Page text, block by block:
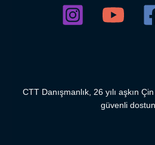
CTT Danışmanlık, 26 yılı aşkın
güvenli